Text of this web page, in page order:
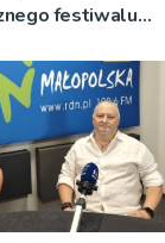
festiwalu